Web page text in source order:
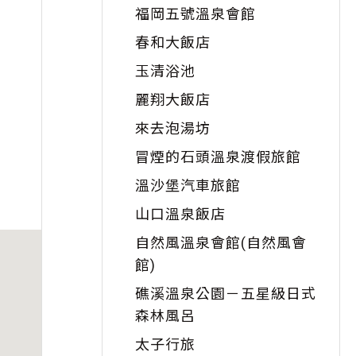
福岡五號溫泉會館
春和大飯店
玉清浴池
麗翔大飯店
來去泡湯坊
冒煙的石頭溫泉渡假旅館
溫沙堡汽車旅館
山口溫泉飯店
自然風溫泉會館(自然風會
館)
礁溪溫泉公園－五星級日式
森林風呂
太子行旅